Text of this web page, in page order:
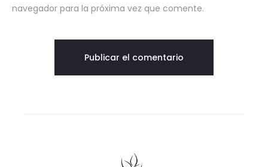
navegador para la próxima vez que comente.